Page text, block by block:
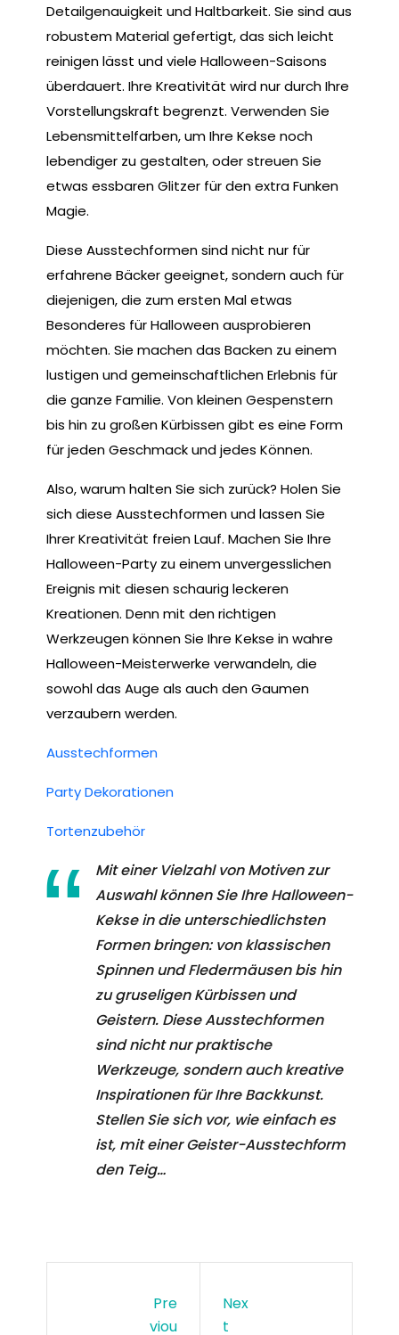
Detailgenauigkeit und Haltbarkeit. Sie sind aus
robustem Material gefertigt, das sich leicht
reinigen lässt und viele Halloween-Saisons
überdauert. Ihre Kreativität wird nur durch Ihre
Vorstellungskraft begrenzt. Verwenden Sie
Lebensmittelfarben, um Ihre Kekse noch
lebendiger zu gestalten, oder streuen Sie
etwas essbaren Glitzer für den extra Funken
Magie.
Diese Ausstechformen sind nicht nur für
erfahrene Bäcker geeignet, sondern auch für
diejenigen, die zum ersten Mal etwas
Besonderes für Halloween ausprobieren
möchten. Sie machen das Backen zu einem
lustigen und gemeinschaftlichen Erlebnis für
die ganze Familie. Von kleinen Gespenstern
bis hin zu großen Kürbissen gibt es eine Form
für jeden Geschmack und jedes Können.
Also, warum halten Sie sich zurück? Holen Sie
sich diese Ausstechformen und lassen Sie
Ihrer Kreativität freien Lauf. Machen Sie Ihre
Halloween-Party zu einem unvergesslichen
Ereignis mit diesen schaurig leckeren
Kreationen. Denn mit den richtigen
Werkzeugen können Sie Ihre Kekse in wahre
Halloween-Meisterwerke verwandeln, die
sowohl das Auge als auch den Gaumen
verzaubern werden.
Ausstechformen
Party Dekorationen
Tortenzubehör
Mit einer Vielzahl von Motiven zur
Auswahl können Sie Ihre Halloween-
Kekse in die unterschiedlichsten
Formen bringen: von klassischen
Spinnen und Fledermäusen bis hin
zu gruseligen Kürbissen und
Geistern. Diese Ausstechformen
sind nicht nur praktische
Werkzeuge, sondern auch kreative
Inspirationen für Ihre Backkunst.
Stellen Sie sich vor, wie einfach es
ist, mit einer Geister-Ausstechform
den Teig…
Pre
Viou
Nex
T